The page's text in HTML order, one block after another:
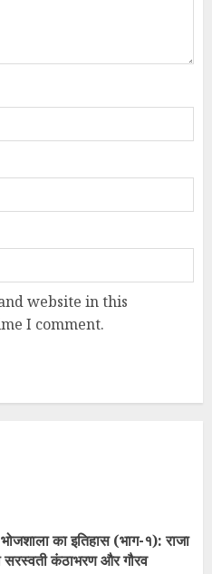
website in this
I comment.
का इतिहास (भाग-१): राजा
सरस्वती कंठाभरण और गौरव